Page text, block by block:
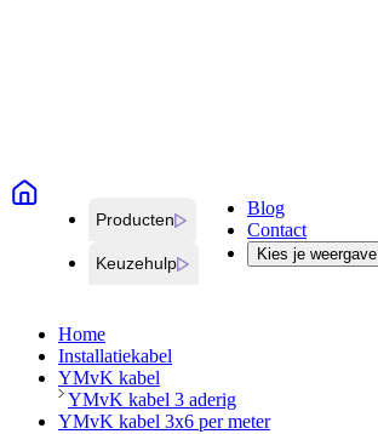
Producten
Keuzehulp
Blog
Contact
Kies je weergave
Home
Installatiekabel
YMvK kabel
YMvK kabel 3 aderig
YMvK kabel 3x6 per meter